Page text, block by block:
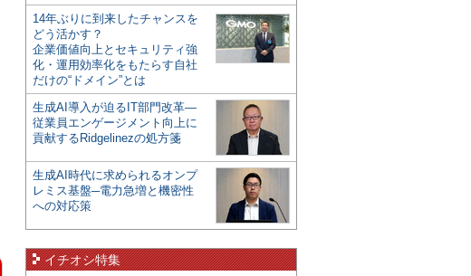
14年ぶりに到来したチャンスを
どう活かす？
企業価値向上とセキュリティ強
化・運用効率化をもたらす自社
だけの“ドメイン”とは
生成AI導入が迫るIT部門改革―
従業員エンゲージメント向上に
貢献するRidgelinezの処方箋
生成AI時代に求められるオンプ
レミス基盤─電力急増と機密性
への対応策
イチオシ特集